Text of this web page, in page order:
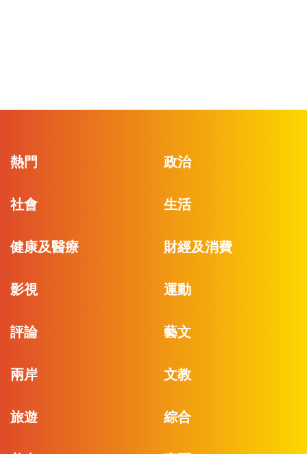
熱門 政治
社會 生活
健康及醫療 財經及消費
影視 運動
評論 藝文
兩岸 文教
旅遊 綜合